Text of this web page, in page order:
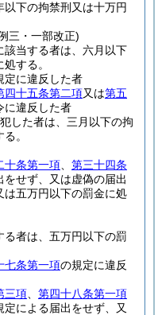
下の拘禁刑又は十万円
三・一部改正)
該当する者は、六月以下
する。
定に違反した者
四十五条第二項又は第五
に違反した者
した者は、三月以下の拘
。
十条第一項
第三十四条
をせず、又は虚偽の届出
は五万円以下の罰金に処
る者は、五万円以下の罰
七条第一項の規定に違反
三項
第四十八条第一項
定による届出をせず、又